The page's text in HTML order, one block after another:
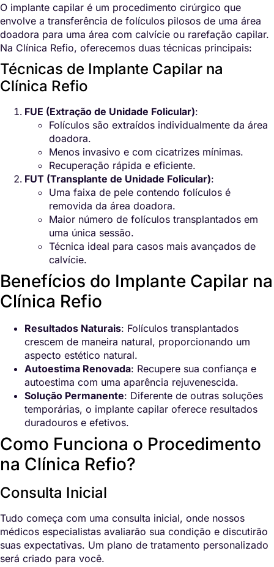
O implante capilar é um procedimento cirúrgico que
envolve a transferência de folículos pilosos de uma área
doadora para uma área com calvície ou rarefação capilar.
Na Clínica Refio, oferecemos duas técnicas principais:
Técnicas de Implante Capilar na
Clínica Refio
FUE (Extração de Unidade Folicular):
Folículos são extraídos individualmente da área
doadora.
Menos invasivo e com cicatrizes mínimas.
Recuperação rápida e eficiente.
FUT (Transplante de Unidade Folicular):
Uma faixa de pele contendo folículos é
removida da área doadora.
Maior número de folículos transplantados em
uma única sessão.
Técnica ideal para casos mais avançados de
calvície.
Benefícios do Implante Capilar na
Clínica Refio
Resultados Naturais: Folículos transplantados
crescem de maneira natural, proporcionando um
aspecto estético natural.
Autoestima Renovada: Recupere sua confiança e
autoestima com uma aparência rejuvenescida.
Solução Permanente: Diferente de outras soluções
temporárias, o implante capilar oferece resultados
duradouros e efetivos.
Como Funciona o Procedimento
na Clínica Refio?
Consulta Inicial
Tudo começa com uma consulta inicial, onde nossos
médicos especialistas avaliarão sua condição e discutirão
suas expectativas. Um plano de tratamento personalizado
será criado para você.